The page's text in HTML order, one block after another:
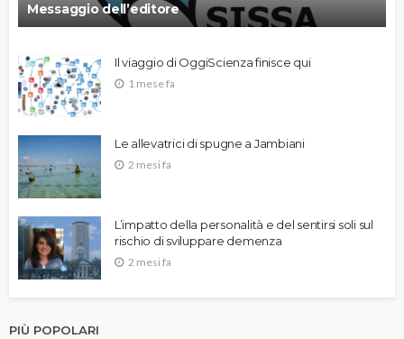
Messaggio dell’editore
Il viaggio di OggiScienza finisce qui
1 mese fa
Le allevatrici di spugne a Jambiani
2 mesi fa
L’impatto della personalità e del sentirsi soli sul
rischio di sviluppare demenza
2 mesi fa
PIÙ POPOLARI